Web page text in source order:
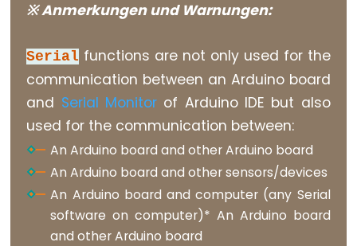
Stream
Stream.available()
Stream.findUntil()
Stream.flush()
Stream.getTimeout()
Stream.parseFloat()
※ Anmerkungen und Warnungen:
Serial functions are not only used for the
communication between an Arduino board
and Serial Monitor of Arduino IDE but also
used for the communication between:
An Arduino board and other Arduino board
An Arduino board and other sensors/devices
An Arduino board and computer (any Serial
software on computer)* An Arduino board
and other Arduino board